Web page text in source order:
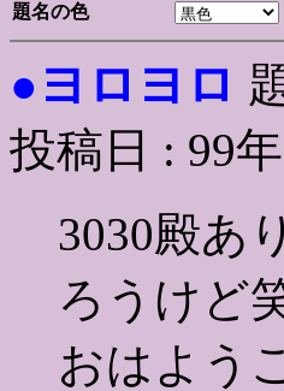
題名の色
● ヨロヨロ
投稿日 : 99
3030殿あ
ろうけど
おはよう